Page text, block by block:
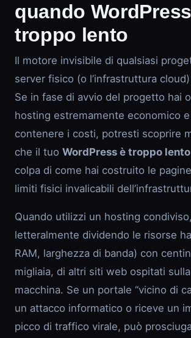
quando
troppo lento
Il motore invisibile di qualsiasi
server fisico (o l’infrastruttura
Se in fase di avvio del progetto hai
hosting estremamente economico
contenere i costi, potresti scoprire
che il tuo WordPress è troppo lento
colpa di come hai costruito le
limiti fisici invalicabili
Quando utilizzi un hosting
letteralmente dividendo le risorse
RAM, larghezza di banda) con
migliaia, di altri siti web ospitati
macchina. Se un portale “vicino di
un attacco informatico o riceve un
picco di traffico virale, può